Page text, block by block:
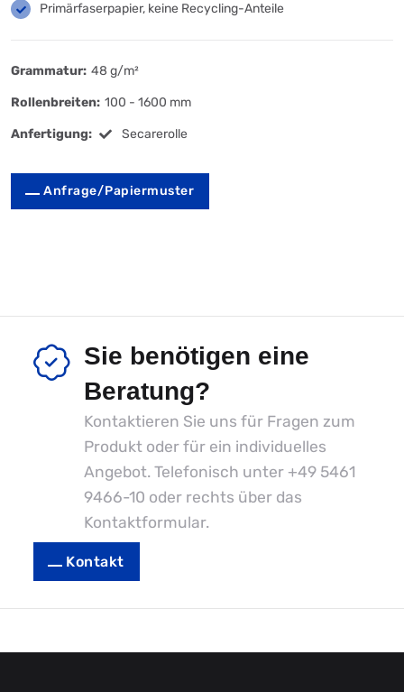
Primärfaserpapier, keine Recycling-Anteile
Grammatur: 48 g/m²
Rollenbreiten: 100 - 1600 mm
Anfertigung: Secarerolle
Anfrage/Papiermuster
Sie benötigen eine
Beratung?
Kontaktieren Sie uns für Fragen zum
Produkt oder für ein individuelles
Angebot. Telefonisch unter +49 5461
9466-10 oder rechts über das
Kontaktformular.
Kontakt